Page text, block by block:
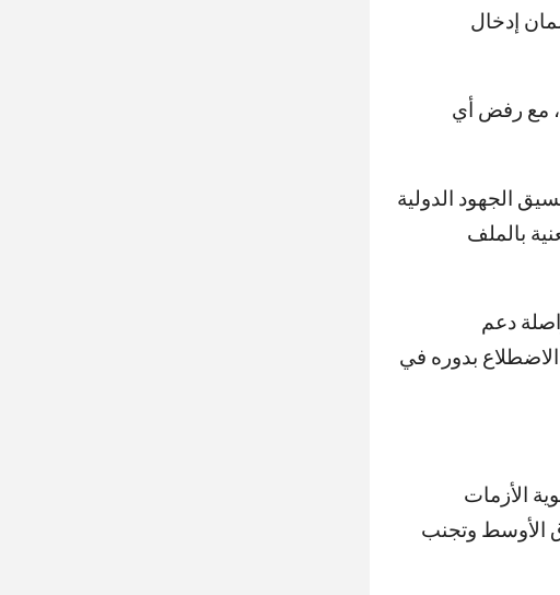
إدخال
مع رفض أي
الجهود الدولية
بالملف
دعم
الاضطلاع بدوره في
الأزمات
الأوسط وتجنب